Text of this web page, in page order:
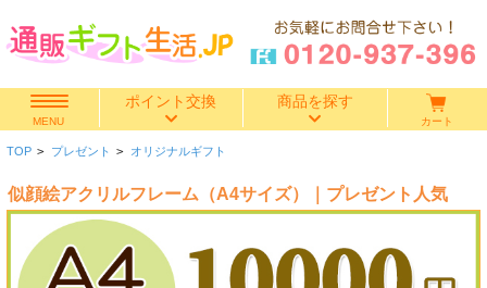
MENU
ポイント交換 商品を探す
香典返し
出産内祝い
カート
TOP > プレゼント > オリジナルギフト
似顔絵アクリルフレーム（A4サイズ）｜プレゼント人気